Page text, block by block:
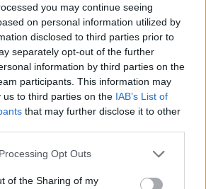
you may continue seeing
on personal information utilized by
disclosed to third parties prior to
separately opt-out of the further
information by third parties on the
participants. This information may
us to third parties on the IAB’s List of
that may further disclose it to other
website/app uses one or more Google
or usage behaviour. You may click to
Opt Outs
of the Sharing of my
της νόσου COVID-19,
του πεπτικού συστήματος.
που έχει γίνει από την
για την Ιατρική
νόσου στην πόλη τηςΟυχάν
πανδημία, από τους 204
οι μισοί (49%) προσήλθαν στο
ενοχλήματα
έμετος, κοιλιακό άλγος)
σύμπτωμα νόσησης από